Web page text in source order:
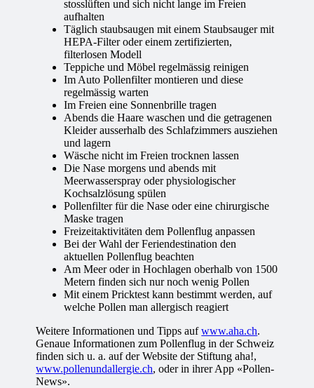
stosslüften und sich nicht lange im Freien
aufhalten
Täglich staubsaugen mit einem Staubsauger mit
HEPA-Filter oder einem zertifizierten,
filterlosen Modell
Teppiche und Möbel regelmässig reinigen
Im Auto Pollenfilter montieren und diese
regelmässig warten
Im Freien eine Sonnenbrille tragen
Abends die Haare waschen und die getragenen
Kleider ausserhalb des Schlafzimmers ausziehen
und lagern
Wäsche nicht im Freien trocknen lassen
Die Nase morgens und abends mit
Meerwasserspray oder physiologischer
Kochsalzlösung spülen
Pollenfilter für die Nase oder eine chirurgische
Maske tragen
Freizeitaktivitäten dem Pollenflug anpassen
Bei der Wahl der Feriendestination den
aktuellen Pollenflug beachten
Am Meer oder in Hochlagen oberhalb von 1500
Metern finden sich nur noch wenig Pollen
Mit einem Pricktest kann bestimmt werden, auf
welche Pollen man allergisch reagiert
Weitere Informationen und Tipps aufwww.aha.ch.
Genaue Informationen zum Pollenflug in der Schweiz
finden sich u. a. auf der Website der Stiftung aha!,
www.pollenundallergie.ch, oder in ihrer App «Pollen-
News».